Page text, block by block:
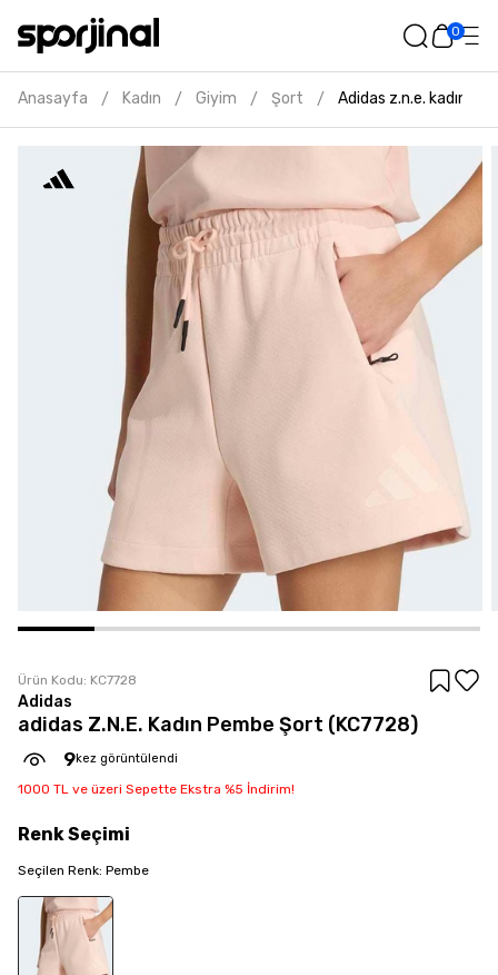
0
Anasayfa / Kadın / Giyim / Şort / Adidas z.n.e. kadın
Ürün Kodu: KC7728
Adidas
adidas Z.N.E. Kadın Pembe Şort (KC7728)
9kez görüntülendi
1000 TL ve üzeri Sepette Ekstra %5 İndirim!
RenkSeçimi
Seçilen Renk: Pembe